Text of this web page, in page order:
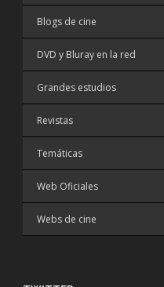
Blogs de cine
DVD y Bluray en la red
Grandes estudios
Revistas
Temáticas
Web Oficiales
Webs de cine